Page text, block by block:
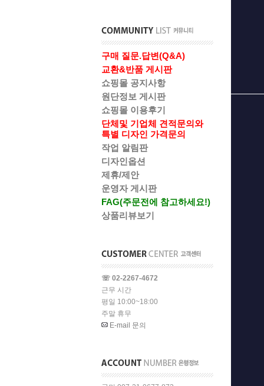
구매 질문.답변(Q&A)
교환&반품 게시판
쇼핑몰 공지사항
원단정보 게시판
쇼핑몰 이용후기
단체및 기업체 견적문의와
특별 디자인 가격문의
작업 알림판
디자인옵션
제휴/제안
운영자 게시판
FAG(주문전에 참고하세요!)
상품리뷰보기
☏ 02-2267-4672
근무 시간
평일 10:00~18:00
주말 휴무
E-mail 문의